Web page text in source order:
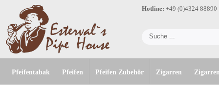
Hotline: +49 (0)4324
Pfeifentabak Pfeifen Pfeifen Zubehör Zigarren